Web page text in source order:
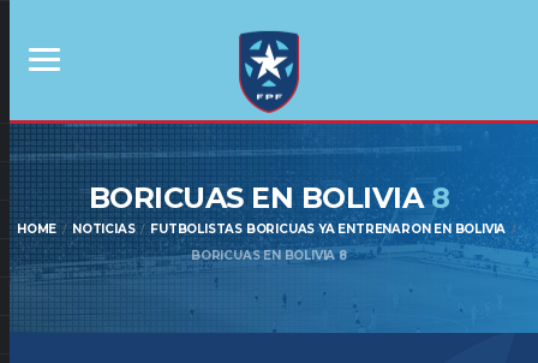
BORICUAS EN BOLIVIA 8
HOME NOTICIAS
FUTBOLISTAS BORICUAS YA ENTRENARON EN BOLIVIA
BORICUAS EN BOLIVIA 8